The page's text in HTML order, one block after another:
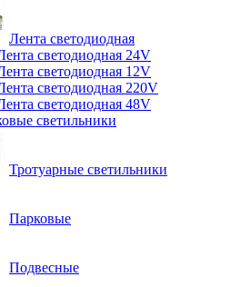
Лента светодиодная
светодиодная 24V
светодиодная 12V
светодиодная 220V
светодиодная 48V
светильники
Тротуарные светильники
Парковые
Подвесные